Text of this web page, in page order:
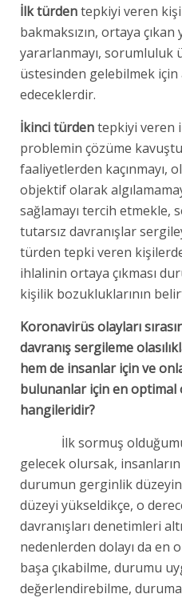
İlk türdentepkiyi veren
bakmaksızın, ortaya
yararlanmayı, sorumluluk
üstesinden gelebilmek
edeceklerdir.
İkinci türdentepkiyi veren
problemin çözüme
faaliyetlerden kaçınmayı,
objektif olarak
sağlamayı tercih etmekle,
tutarsız davranışlar
türden tepki veren
ihlalinin ortaya çıkması
kişilik bozukluklarının
Koronavirüs olayları
davranış sergileme
hem de insanlar için ve
bulunanlar için en optimal
hangileridir?
İlk sormuş
gelecek olursak,
durumun gerginlik
düzeyi yükseldikçe, o
davranışları denetimleri
nedenlerden dolayı da en
başa çıkabilme, durumu
değerlendirebilme,